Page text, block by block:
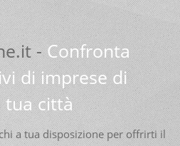
-Confronta
di imprese di
tua città
a tua disposizione per offrirti il